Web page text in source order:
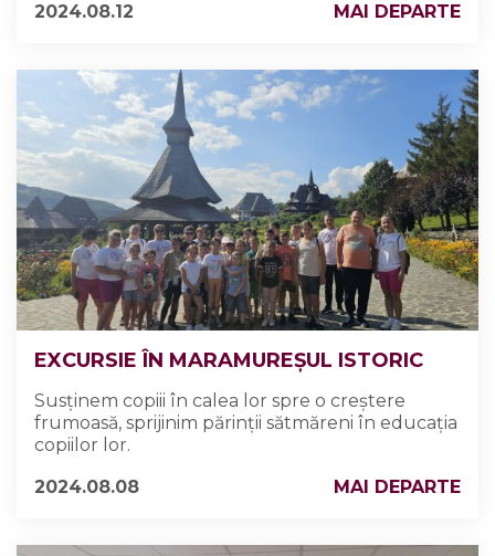
2024.08.12 MAI DEPARTE
EXCURSIE ÎN MARAMUREȘUL ISTORIC
Susținem copiii în calea lor spre o creștere
frumoasă, sprijinim părinții sătmăreni în educația
copiilor lor.
2024.08.08
MAI DEPARTE